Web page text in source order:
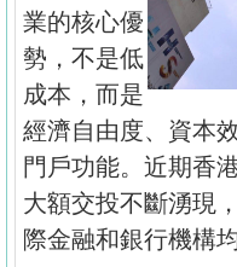
業的核心優
勢，不是低
成本，而是
經濟自由度、資本
門戶功能。近期香
大額交投不斷湧現
際金融和銀行機構